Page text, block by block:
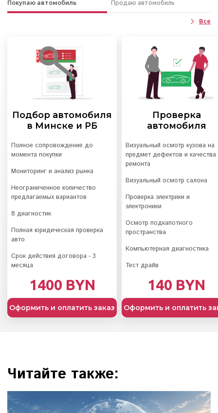
Покупаю автомобиль Продаю автомобиль
Все
Подбор автомобиля
в Минске и РБ
Полное сопровождение до
момента покупки
Мониторинг и анализ рынка
Неограниченное количество
предлагаемых вариантов
8 диагностик
Полная юридическая проверка
авто
Срок действия договора - 3
месяца
1400 BYN
Оформить и оплатить заказ
Проверка
автомобиля
Визуальный осмотр кузова на
предмет дефектов и качества
ремонта
Визуальный осмотр салона
Проверка электрики и
электроники
Осмотр подкапотного
пространства
Компьютерная диагностика
Тест драйв
140 BYN
Оформить и оплатить
Читайте также: